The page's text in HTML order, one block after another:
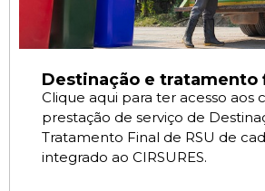
Destinação e tratamento
Clique aqui para ter acesso aos
prestação de serviço de
Tratamento Final de RSU de
integrado ao CIRSURES.